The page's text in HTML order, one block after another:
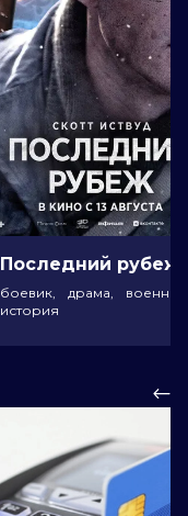
боевик, драма,
история